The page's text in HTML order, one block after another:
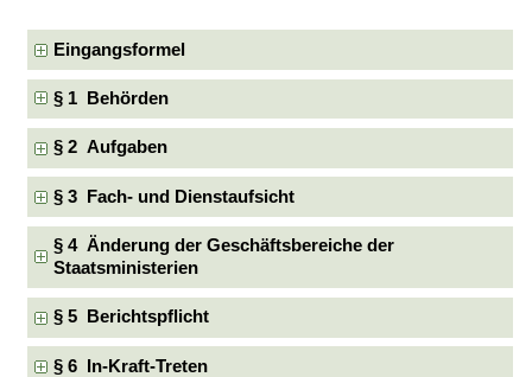
Eingangsformel
§ 1 Behörden
§ 2 Aufgaben
§ 3 Fach- und Dienstaufsicht
§ 4 Änderung der Geschäftsbereiche der
Staatsministerien
§ 5 Berichtspflicht
§ 6 In-Kraft-Treten